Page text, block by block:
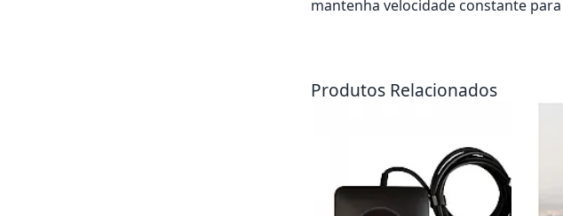
mantenha velocidade constante
Produtos Relacionados
Adicionar ao carrinho